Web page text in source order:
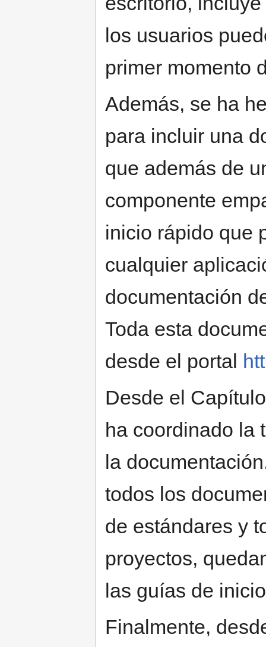
los usuarios
primer momento
Además, se ha
para incluir una
que además de
componente
inicio rápido que
cualquier
documentación
Toda esta
desde el portal
Desde el
ha coordinado la
la
todos los
de estándares y
proyectos,
las guías de
Finalmente,